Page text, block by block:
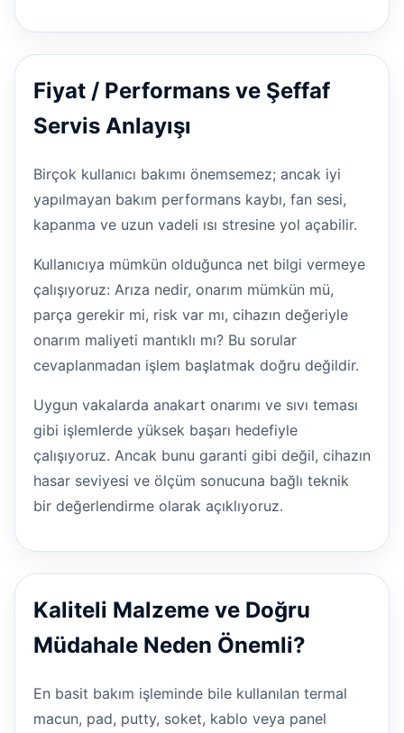
Fiyat / Performans ve Şeffaf
Servis Anlayışı
Birçok kullanıcı bakımı önemsemez; ancak iyi
yapılmayan bakım performans kaybı, fan sesi,
kapanma ve uzun vadeli ısı stresine yol açabilir.
Kullanıcıya mümkün olduğunca net bilgi vermeye
çalışıyoruz: Arıza nedir, onarım mümkün mü,
parça gerekir mi, risk var mı, cihazın değeriyle
onarım maliyeti mantıklı mı? Bu sorular
cevaplanmadan işlem başlatmak doğru değildir.
Uygun vakalarda anakart onarımı ve sıvı teması
gibi işlemlerde yüksek başarı hedefiyle
çalışıyoruz. Ancak bunu garanti gibi değil, cihazın
hasar seviyesi ve ölçüm sonucuna bağlı teknik
bir değerlendirme olarak açıklıyoruz.
Kaliteli Malzeme ve Doğru
Müdahale Neden Önemli?
En basit bakım işleminde bile kullanılan termal
macun, pad, putty, soket, kablo veya panel